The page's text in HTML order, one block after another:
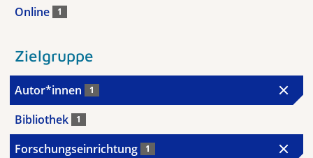
Online 1
Zielgruppe
Autor*innen 1
Bibliothek 1
Forschungseinrichtung 1